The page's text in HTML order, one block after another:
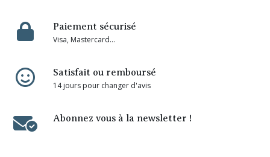
Paiement sécurisé
Visa, Mastercard...
Satisfait ou remboursé
14 jours pour changer d'avis
Abonnez vous à la newsletter !